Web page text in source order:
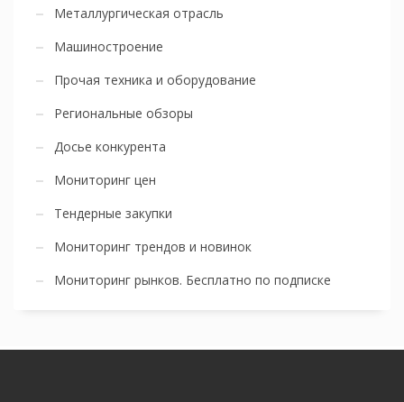
Металлургическая отрасль
Машиностроение
Прочая техника и оборудование
Региональные обзоры
Досье конкурента
Мониторинг цен
Тендерные закупки
Мониторинг трендов и новинок
Мониторинг рынков. Бесплатно по подписке